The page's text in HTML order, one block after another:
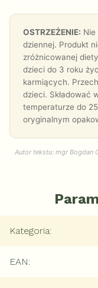
OSTRZEŻENIE:
dziennej. Produkt
zróżnicowanej
dzieci do 3 roku
karmiących.
dzieci. Składować
temperaturze do
oryginalnym
Autor tekstu: mgr Bogdan
Kategoria:
EAN: